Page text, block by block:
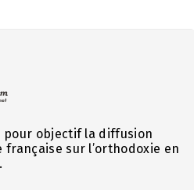
pour objectif la diffusion
française sur l’orthodoxie en